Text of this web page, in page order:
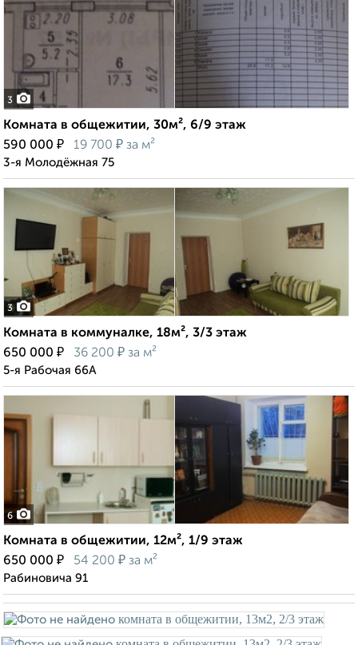
3
Комната в общежитии, 30м², 6/9 этаж
590 000 ₽ 19 700 ₽ за м²
3-я Молодёжная 75
3
Комната в коммуналке, 18м², 3/3 этаж
650 000 ₽ 36 200 ₽ за м²
5-я Рабочая 66А
6
Комната в общежитии, 12м², 1/9 этаж
650 000 ₽ 54 200 ₽ за м²
Рабиновича 91